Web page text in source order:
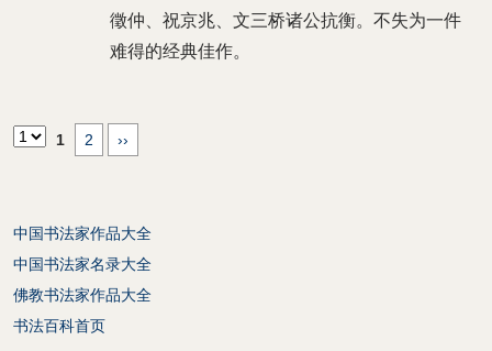
徵仲、祝京兆、文三桥诸公抗衡。不失为一件
难得的经典佳作。
1 2 ››
中国书法家作品大全
中国书法家名录大全
佛教书法家作品大全
书法百科首页